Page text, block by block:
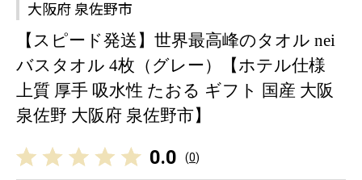
大阪府 泉佐野市
【スピード発送】世界最高峰のタオル nei
バスタオル 4枚（グレー）【ホテル仕様
上質 厚手 吸水性 たおる ギフト 国産 大阪
泉佐野 大阪府 泉佐野市】
0.0 (0)